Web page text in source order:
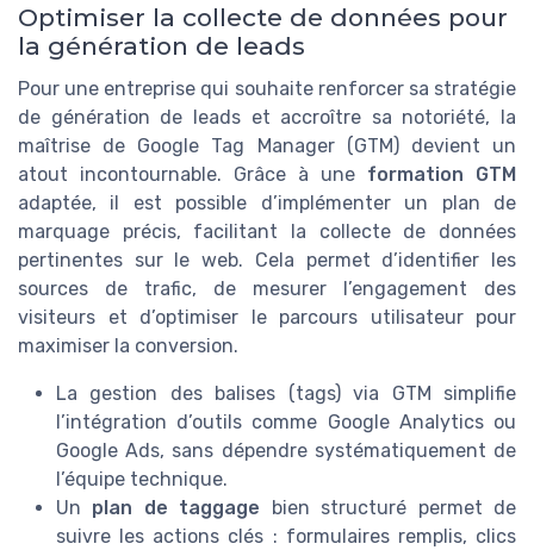
Optimiser la collecte de données pour
la génération de leads
Pour une entreprise qui souhaite renforcer sa stratégie
de génération de leads et accroître sa notoriété, la
maîtrise de Google Tag Manager (GTM) devient un
atout incontournable. Grâce à une formation GTM
adaptée, il est possible d’implémenter un plan de
marquage précis, facilitant la collecte de données
pertinentes sur le web. Cela permet d’identifier les
sources de trafic, de mesurer l’engagement des
visiteurs et d’optimiser le parcours utilisateur pour
maximiser la conversion.
La gestion des balises (tags) via GTM simplifie
l’intégration d’outils comme Google Analytics ou
Google Ads, sans dépendre systématiquement de
l’équipe technique.
Un plan de taggage bien structuré permet de
suivre les actions clés : formulaires remplis, clics